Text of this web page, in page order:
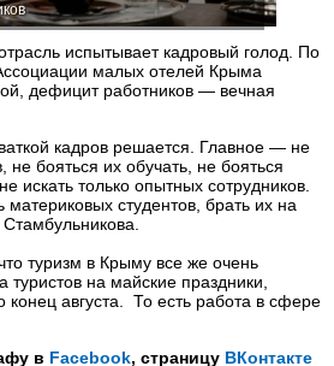
испытывает кадровый голод. По
малых отелей Крыма
дефицит работников — вечная
кадров решается. Главное — не
не бояться их обучать, не бояться
искать только опытных сотрудников.
студентов, брать их на
туризм в Крыму все же очень
на майские праздники,
августа. То есть работа в сфере
в Facebook, страницу ВКонтакте